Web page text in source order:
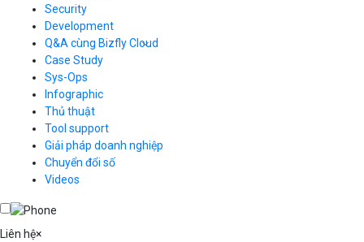
Load Balancer
Auto Scaling
Container Registry
Kubernetes
Cloud Database
Call Center
Business Email
Simple Storage
VOD
VPN
Traffic Manager
Cloud VPS
Videos
Security
Development
Q&A cùng Bizfly Cloud
Q&A về Bizfly Cloud Server
Thao tác kết nối tới server
Videos
Q&A về Bizfly Business Email
Videos
Case Study
Sys-Ops
Infographic
Thủ thuật
Tool support
Giải pháp doanh nghiệp
Chuyển đổi số
Videos
Liên hệ×